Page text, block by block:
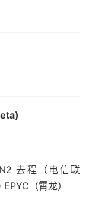
去程（电信联
（霄龙）